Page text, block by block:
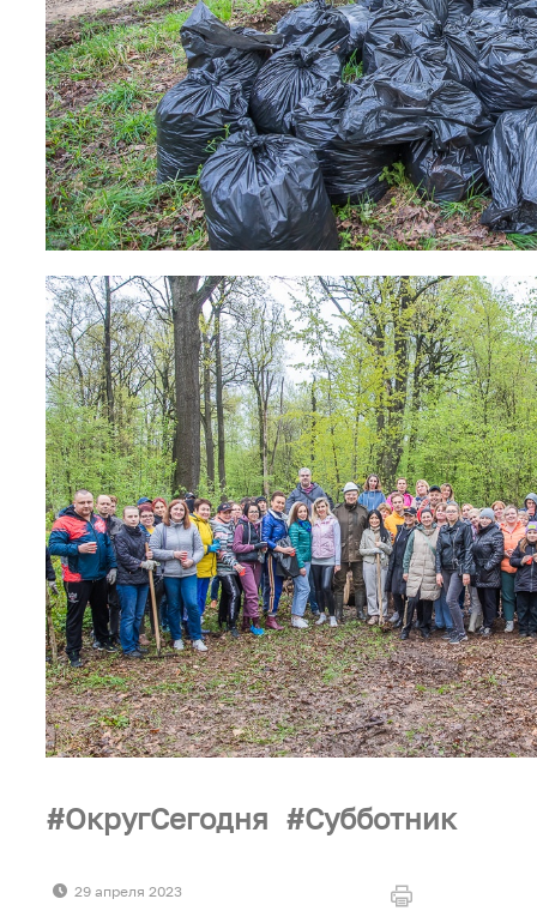
ОкругСегодня Субботник
29 апреля 2023